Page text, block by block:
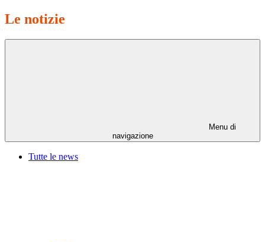
Le notizie
Menu di
navigazione
Tutte le news